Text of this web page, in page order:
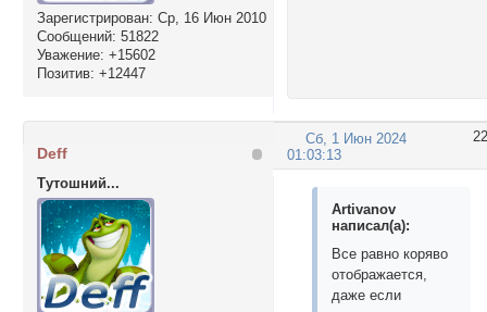
Зарегистрирован: Ср, 16 Июн 2010
Сообщений: 51822
Уважение: +15602
Позитив: +12447
22
Сб, 1 Июн 2024
01:03:13
Deff
Тутошний...
Artivanov
написал(а):
Все равно коряво
отображается,
даже если